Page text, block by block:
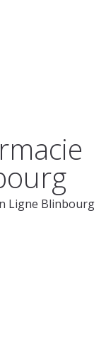
Ligne Blinbourg